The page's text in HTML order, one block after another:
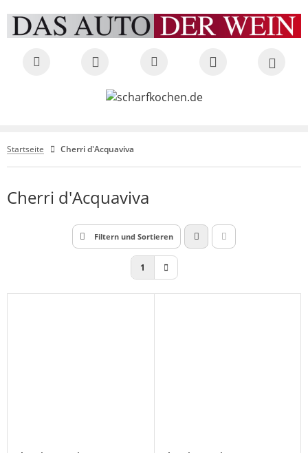
Startseite Cherri d'Acquaviva
Cherri d'Acquaviva
Filtern und Sortieren
1